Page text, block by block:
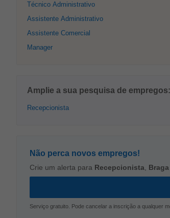
Técnico Administrativo
Assistente Administrativo
Assistente Comercial
Manager
Amplie a sua pesquisa de empregos:
Recepcionista
Não perca novos empregos!
Crie um alerta para Recepcionista Braga
Serviço gratuito. Pode cancelar a inscrição a qualquer